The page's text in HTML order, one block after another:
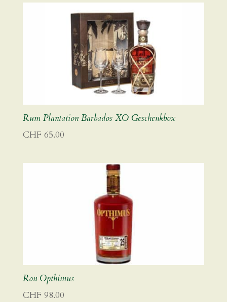
Rum Plantation Barbados XO Geschenkbox
CHF 65.00
Ron Opthimus
CHF 98.00